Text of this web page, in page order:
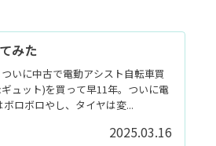
みた
いに中古で電動アシスト自転車買
ュット)を買って早11年。ついに電
ロボロやし、タイヤは変...
2025.03.16